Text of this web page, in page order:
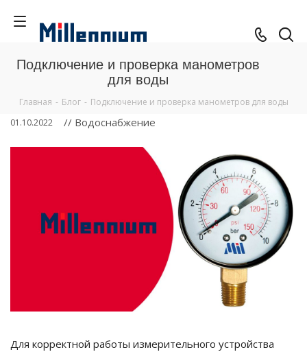
Подключение и проверка манометров
для воды
Главная - Блог - Подключение и проверка манометров для воды
01.10.2022
// Водоснабжение
Для корректной работы измерительного устройства